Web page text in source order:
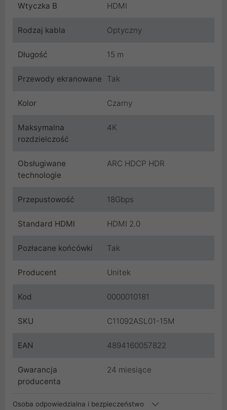
Wtyczka B HDMI
Rodzaj kabla Optyczny
Długość 15 m
Przewody ekranowane Tak
Kolor Czarny
Maksymalna
rozdzielczość
4K
Obsługiwane
technologie
ARC HDCP HDR
Przepustowość 18Gbps
Standard HDMI HDMI 2.0
Pozłacane końcówki Tak
Producent Unitek
Kod 0000010181
SKU C11092ASL01-15M
EAN 4894160057822
Gwarancja
producenta
24 miesiące
Osoba odpowiedzialna i bezpieczeństwo